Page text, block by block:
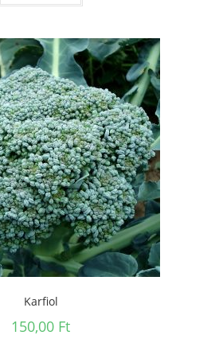
Karfiol
150,00 Ft